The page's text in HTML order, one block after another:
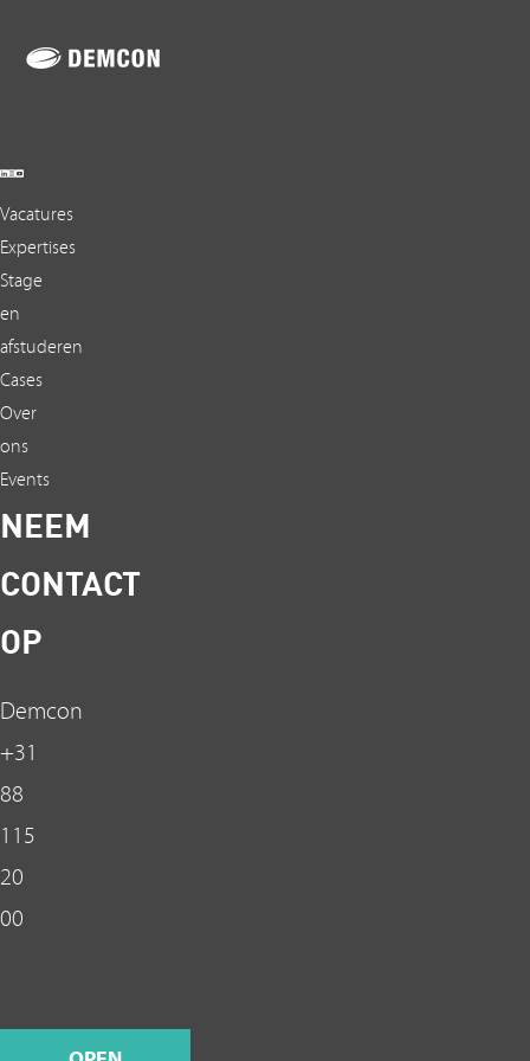
Vacatures
Expertises
Stage
en
afstuderen
Cases
Over
ons
Events
NEEM
CONTACT
OP
Demcon
+31
88
115
20
00